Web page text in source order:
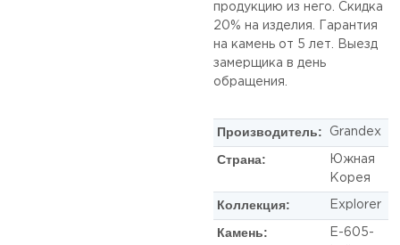
продукцию из него. Скидка
20% на изделия. Гарантия
на камень от 5 лет. Выезд
замерщика в день
обращения.
Производитель: Grandex
Страна:
Южная
Корея
Коллекция: Explorer
Камень:
E-605-